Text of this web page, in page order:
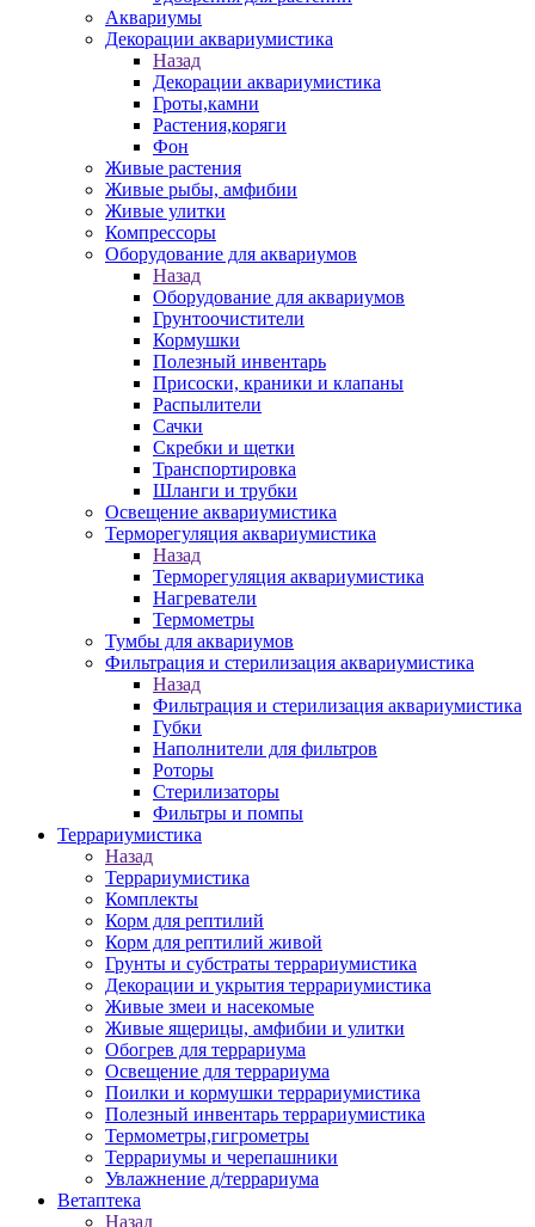
Аквариумы
Декорации аквариумистика
Назад
Декорации аквариумистика
Гроты,камни
Растения,коряги
Фон
Живые растения
Живые рыбы, амфибии
Живые улитки
Компрессоры
Оборудование для аквариумов
Назад
Оборудование для аквариумов
Грунтоочистители
Кормушки
Полезный инвентарь
Присоски, краники и клапаны
Распылители
Сачки
Скребки и щетки
Транспортировка
Шланги и трубки
Освещение аквариумистика
Терморегуляция аквариумистика
Назад
Терморегуляция аквариумистика
Нагреватели
Термометры
Тумбы для аквариумов
Фильтрация и стерилизация аквариумистика
Назад
Фильтрация и стерилизация аквариумистика
Губки
Наполнители для фильтров
Роторы
Стерилизаторы
Фильтры и помпы
Террариумистика
Назад
Террариумистика
Комплекты
Корм для рептилий
Корм для рептилий живой
Грунты и субстраты террариумистика
Декорации и укрытия террариумистика
Живые змеи и насекомые
Живые ящерицы, амфибии и улитки
Обогрев для террариума
Освещение для террариума
Поилки и кормушки террариумистика
Полезный инвентарь террариумистика
Термометры,гигрометры
Террариумы и черепашники
Увлажнение д/террариума
Ветаптека
Назад